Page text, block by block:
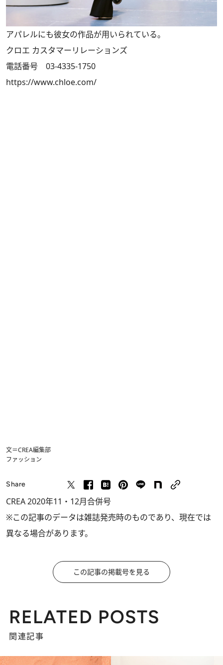
アパレルにも彼女の作品が用いられている。
クロエ カスタマーリレーションズ
電話番号 03-4335-1750
https://www.chloe.com/
文＝CREA編集部
ファッション
Share
CREA 2020年11・12月合併号
※この記事のデータは雑誌発売時のものであり、現在では
異なる場合があります。
この記事の掲載号を見る
RELATED POSTS
関連記事